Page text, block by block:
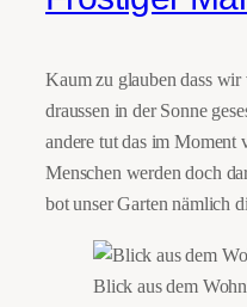
Kaum zu glauben dass
draussen in der Sonne
andere tut das im Moment
Menschen werden doch
bot unser Garten nämlich
Blick aus dem